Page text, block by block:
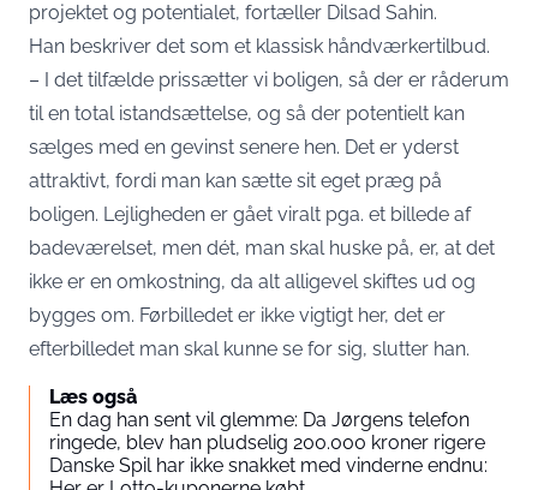
projektet og potentialet, fortæller Dilsad Sahin.
Han beskriver det som et klassisk håndværkertilbud.
– I det tilfælde prissætter vi boligen, så der er råderum
til en total istandsættelse, og så der potentielt kan
sælges med en gevinst senere hen. Det er yderst
attraktivt, fordi man kan sætte sit eget præg på
boligen. Lejligheden er gået viralt pga. et billede af
badeværelset, men dét, man skal huske på, er, at det
ikke er en omkostning, da alt alligevel skiftes ud og
bygges om. Førbilledet er ikke vigtigt her, det er
efterbilledet man skal kunne se for sig, slutter han.
Læs også
En dag han sent vil glemme: Da Jørgens telefon
ringede, blev han pludselig 200.000 kroner rigere
Danske Spil har ikke snakket med vinderne endnu: